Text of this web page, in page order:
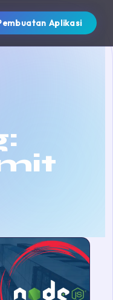
Aplikasi